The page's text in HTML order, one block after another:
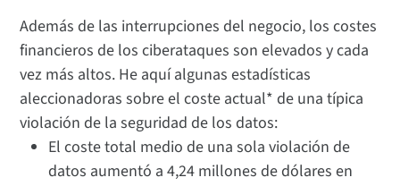
Además de las interrupciones del negocio, los costes
financieros de los ciberataques son elevados y cada
vez más altos. He aquí algunas estadísticas
aleccionadoras sobre el coste actual* de una típica
violación de la seguridad de los datos:
El coste total medio de una sola violación de
datos aumentó a 4,24 millones de dólares en